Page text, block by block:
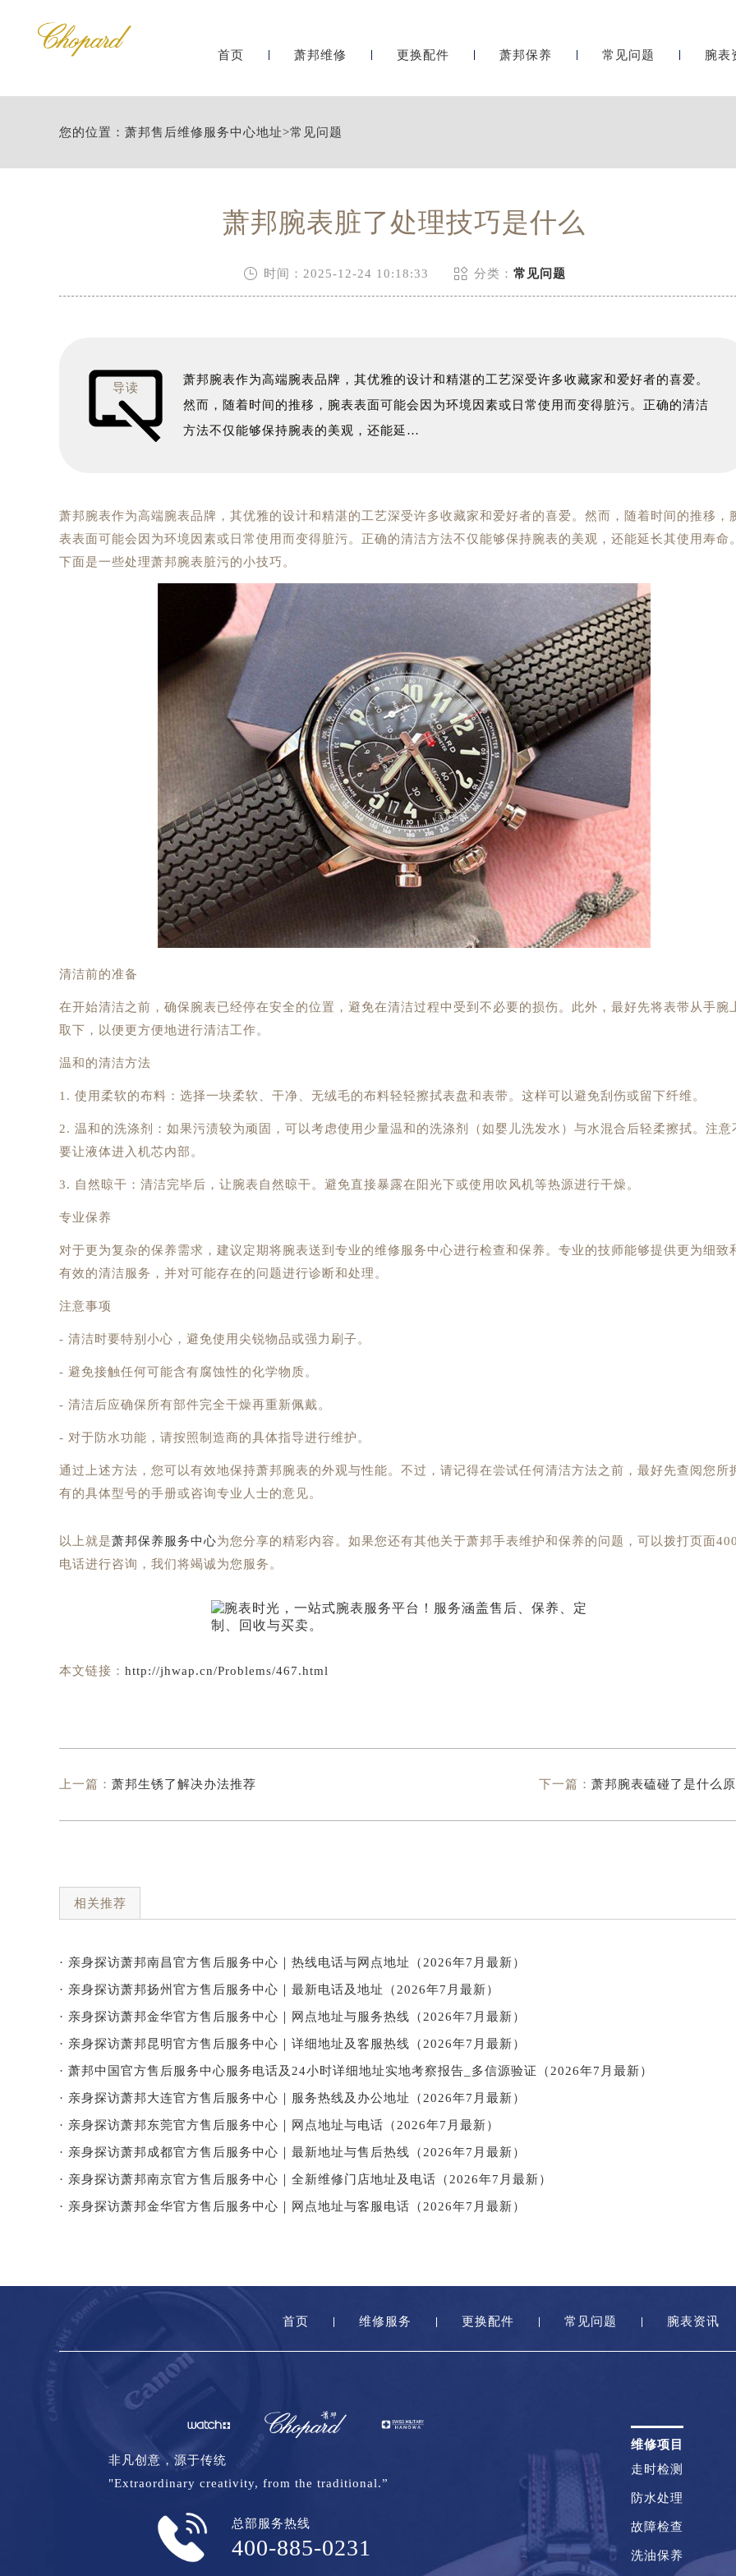
首页 萧邦维修 更换配件 萧邦保养 常见问题 腕表
您的位置： 萧邦售后维修服务中心地址>常见问题
萧邦腕表脏了处理技巧是什么
 时间：2025-12-24 10:18:33  分类： 常见问题
导读
萧邦腕表作为高端腕表品牌，其优雅的设计和精湛的工艺深受许多收藏家和爱好者的喜爱。
然而，随着时间的推移，腕表表面可能会因为环境因素或日常使用而变得脏污。正确的清洁
方法不仅能够保持腕表的美观，还能延…
萧邦腕表作为高端腕表品牌，其优雅的设计和精湛的工艺深受许多收藏家和爱好者的喜爱。然而，随着时间的推移，
表表面可能会因为环境因素或日常使用而变得脏污。正确的清洁方法不仅能够保持腕表的美观，还能延长其使用寿命。
下面是一些处理萧邦腕表脏污的小技巧。
清洁前的准备
在开始清洁之前，确保腕表已经停在安全的位置，避免在清洁过程中受到不必要的损伤。此外，最好先将表带从手腕
取下，以便更方便地进行清洁工作。
温和的清洁方法
1. 使用柔软的布料：选择一块柔软、干净、无绒毛的布料轻轻擦拭表盘和表带。这样可以避免刮伤或留下纤维。
2. 温和的洗涤剂：如果污渍较为顽固，可以考虑使用少量温和的洗涤剂（如婴儿洗发水）与水混合后轻柔擦拭。注意
要让液体进入机芯内部。
3. 自然晾干：清洁完毕后，让腕表自然晾干。避免直接暴露在阳光下或使用吹风机等热源进行干燥。
专业保养
对于更为复杂的保养需求，建议定期将腕表送到专业的维修服务中心进行检查和保养。专业的技师能够提供更为细致
有效的清洁服务，并对可能存在的问题进行诊断和处理。
注意事项
- 清洁时要特别小心，避免使用尖锐物品或强力刷子。
- 避免接触任何可能含有腐蚀性的化学物质。
- 清洁后应确保所有部件完全干燥再重新佩戴。
- 对于防水功能，请按照制造商的具体指导进行维护。
通过上述方法，您可以有效地保持萧邦腕表的外观与性能。不过，请记得在尝试任何清洁方法之前，最好先查阅您所
有的具体型号的手册或咨询专业人士的意见。
以上就是萧邦保养服务中心为您分享的精彩内容。如果您还有其他关于萧邦手表维护和保养的问题，可以拨打页面400
电话进行咨询，我们将竭诚为您服务。
本文链接： http://jhwap.cn/Problems/467.html
上一篇： 萧邦生锈了解决办法推荐 下一篇： 萧邦腕表磕碰了是什么原
相关推荐
· 亲身探访萧邦南昌官方售后服务中心｜热线电话与网点地址（2026年7月最新）
· 亲身探访萧邦扬州官方售后服务中心｜最新电话及地址（2026年7月最新）
· 亲身探访萧邦金华官方售后服务中心｜网点地址与服务热线（2026年7月最新）
· 亲身探访萧邦昆明官方售后服务中心｜详细地址及客服热线（2026年7月最新）
· 萧邦中国官方售后服务中心服务电话及24小时详细地址实地考察报告_多信源验证（2026年7月最新）
· 亲身探访萧邦大连官方售后服务中心｜服务热线及办公地址（2026年7月最新）
· 亲身探访萧邦东莞官方售后服务中心｜网点地址与电话（2026年7月最新）
· 亲身探访萧邦成都官方售后服务中心｜最新地址与售后热线（2026年7月最新）
· 亲身探访萧邦南京官方售后服务中心｜全新维修门店地址及电话（2026年7月最新）
· 亲身探访萧邦金华官方售后服务中心｜网点地址与客服电话（2026年7月最新）
首页 维修服务 更换配件 常见问题 腕表资讯
非凡创意，源于传统
"Extraordinary creativity, from the traditional.”
总部服务热线
400-885-0231
维修项目
走时检测
防水处理
故障检查
洗油保养